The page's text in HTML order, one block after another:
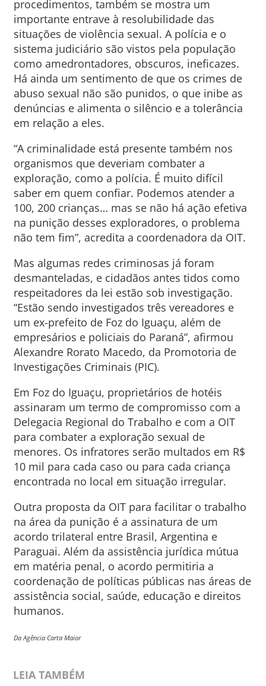
procedimentos, também se mostra um
importante entrave à resolubilidade das
situações de violência sexual. A polícia e o
sistema judiciário são vistos pela população
como amedrontadores, obscuros, ineficazes.
Há ainda um sentimento de que os crimes de
abuso sexual não são punidos, o que inibe as
denúncias e alimenta o silêncio e a tolerância
em relação a eles.
“A criminalidade está presente também nos
organismos que deveriam combater a
exploração, como a polícia. É muito difícil
saber em quem confiar. Podemos atender a
100, 200 crianças… mas se não há ação efetiva
na punição desses exploradores, o problema
não tem fim”, acredita a coordenadora da OIT.
Mas algumas redes criminosas já foram
desmanteladas, e cidadãos antes tidos como
respeitadores da lei estão sob investigação.
“Estão sendo investigados três vereadores e
um ex-prefeito de Foz do Iguaçu, além de
empresários e policiais do Paraná”, afirmou
Alexandre Rorato Macedo, da Promotoria de
Investigações Criminais (PIC).
Em Foz do Iguaçu, proprietários de hotéis
assinaram um termo de compromisso com a
Delegacia Regional do Trabalho e com a OIT
para combater a exploração sexual de
menores. Os infratores serão multados em R$
10 mil para cada caso ou para cada criança
encontrada no local em situação irregular.
Outra proposta da OIT para facilitar o trabalho
na área da punição é a assinatura de um
acordo trilateral entre Brasil, Argentina e
Paraguai. Além da assistência jurídica mútua
em matéria penal, o acordo permitiria a
coordenação de políticas públicas nas áreas de
assistência social, saúde, educação e direitos
humanos.
Da Agência Carta Maior
LEIA TAMBÉM